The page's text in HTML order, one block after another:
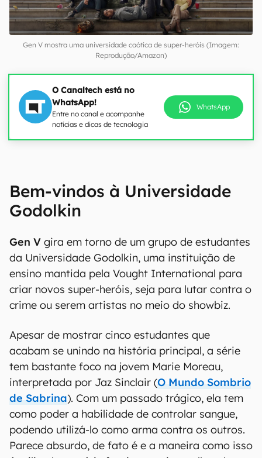
Gen V mostra uma universidade caótica de super-heróis (Imagem:
Reprodução/Amazon)
O Canaltech está no
WhatsApp!
Entre no canal e acompanhe
notícias e dicas de tecnologia
WhatsApp
00:00 /21:11
Bem-vindos à Universidade
Godolkin
Gen Vgira em torno de um grupo de estudantes
da Universidade Godolkin, uma instituição de
ensino mantida pela Vought International para
criar novos super-heróis, seja para lutar contra o
crime ou serem artistas no meio do showbiz.